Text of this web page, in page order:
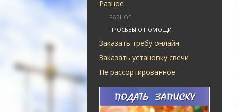
Разное
РАЗНОЕ
ПРОСЬБЫ О ПОМОЩИ
Заказать требу онлайн
Заказать установку свечи
Не рассортированное